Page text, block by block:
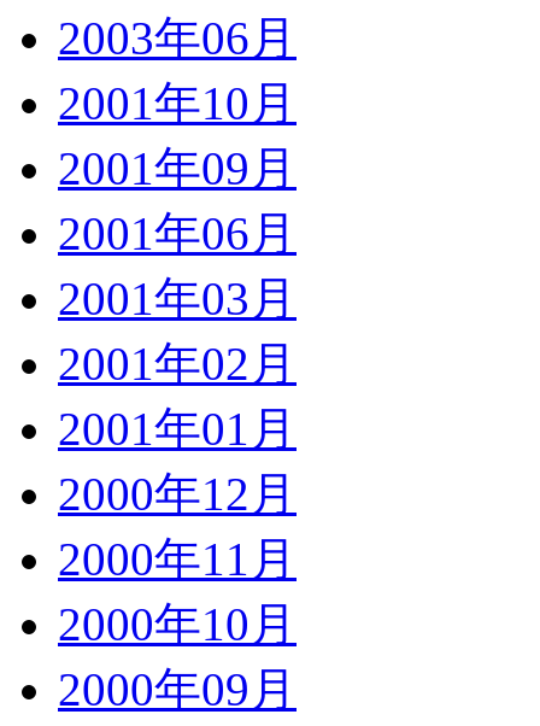
2003年06月
2001年10月
2001年09月
2001年06月
2001年03月
2001年02月
2001年01月
2000年12月
2000年11月
2000年10月
2000年09月